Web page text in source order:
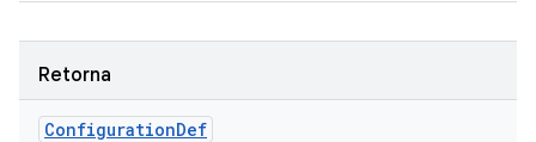
Retorna
ConfigurationDef